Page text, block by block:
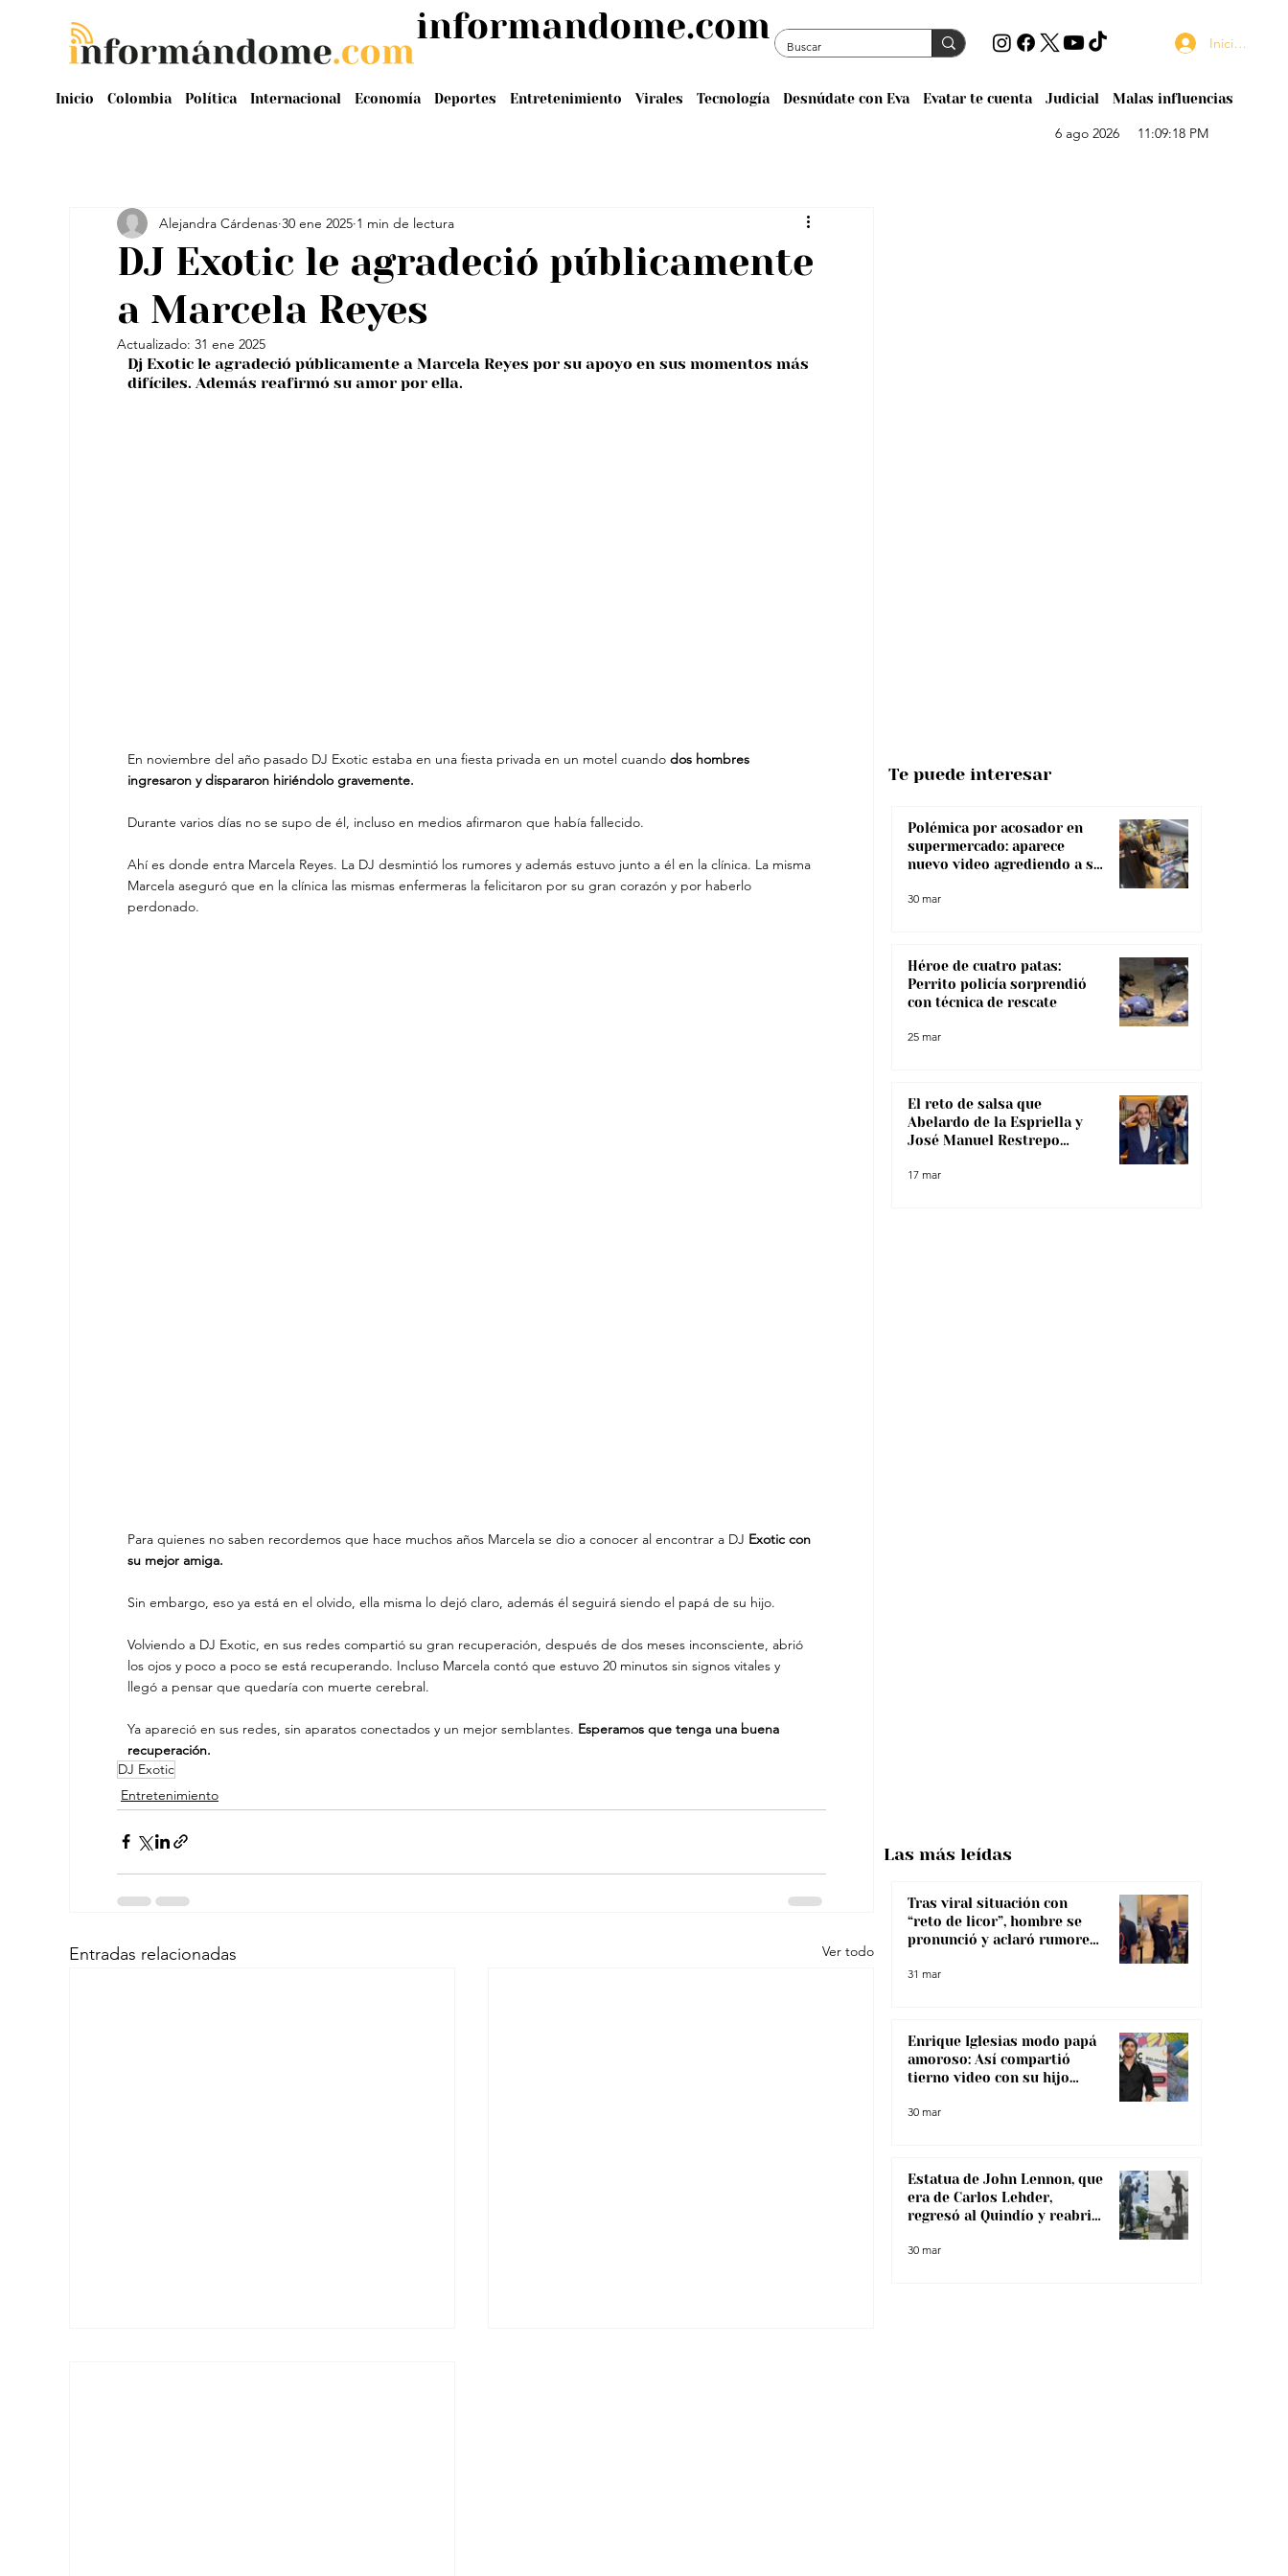
Inicio Colombia Política Internacional Economía Deportes Entretenimiento Virales Tecnología Desnúdate con Eva Evatar te cuenta Judicial Malas influencias
Iniciar sesión
6 ago 2026 11:09:18 PM
informandome.com
DJ Exotic le agradeció públicamente
a Marcela Reyes
Alejandra Cárdenas 30 ene 2025 1 min de lectura
Actualizado: 31 ene 2025
Dj Exotic le agradeció públicamente a Marcela Reyes por su apoyo en sus momentos más
difíciles. Además reafirmó su amor por ella.
En noviembre del año pasado DJ Exotic estaba en una fiesta privada en un motel cuando dos hombres
ingresaron y dispararon hiriéndolo gravemente.
Durante varios días no se supo de él, incluso en medios afirmaron que había fallecido.
Ahí es donde entra Marcela Reyes. La DJ desmintió los rumores y además estuvo junto a él en la clínica. La misma
Marcela aseguró que en la clínica las mismas enfermeras la felicitaron por su gran corazón y por haberlo
perdonado.
Para quienes no saben recordemos que hace muchos años Marcela se dio a conocer al encontrar a DJ Exotic con
su mejor amiga.
Sin embargo, eso ya está en el olvido, ella misma lo dejó claro, además él seguirá siendo el papá de su hijo.
Volviendo a DJ Exotic, en sus redes compartió su gran recuperación, después de dos meses inconsciente, abrió
los ojos y poco a poco se está recuperando. Incluso Marcela contó que estuvo 20 minutos sin signos vitales y
llegó a pensar que quedaría con muerte cerebral.
Ya apareció en sus redes, sin aparatos conectados y un mejor semblantes. Esperamos que tenga una buena
recuperación.
DJ Exotic
Entretenimiento
Entradas relacionadas Ver todo
Polémica por acosador en
supermercado: aparece
nuevo video agrediendo a su
30 mar
Héroe de cuatro patas:
Perrito policía sorprendió
con técnica de rescate
25 mar
El reto de salsa que
Abelardo de la Espriella y
José Manuel Restrepo
17 mar
Te puede interesar
Tras viral situación con
“reto de licor”, hombre se
pronunció y aclaró rumores
31 mar
Enrique Iglesias modo papá
amoroso: Así compartió
tierno video con su hijo
30 mar
Estatua de John Lennon, que
era de Carlos Lehder,
regresó al Quindío y reabrió
narcotráfico
30 mar
Las más leídas